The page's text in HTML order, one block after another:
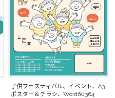
子供フェスティバル、イベント、A3
ポスター＆チラシ、Word60364